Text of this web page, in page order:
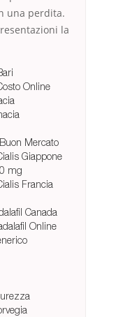
una perdita.
la
Online
Mercato
Giappone
mg
Francia
Canada
Online